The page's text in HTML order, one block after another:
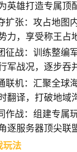
英雄打造专属顶
扩张：攻占地图
力，享受称王占
征战：训练整编
军战况，逐步吞
联机：汇聚全球
翻译，打破地域
作战：组建专属
逐服务器顶尖联
玩法